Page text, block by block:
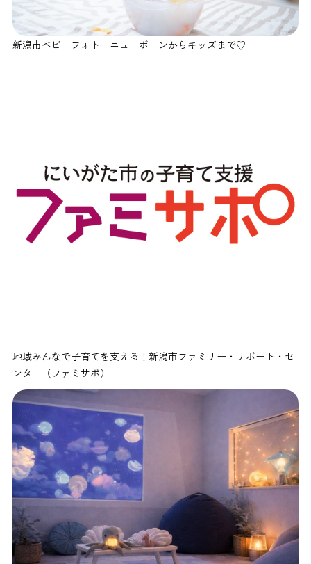
新潟市ベビーフォト ニューボーンからキッズまで♡
地域みんなで子育てを支える！新潟市ファミリー・サポート・セ
ンター（ファミサポ）